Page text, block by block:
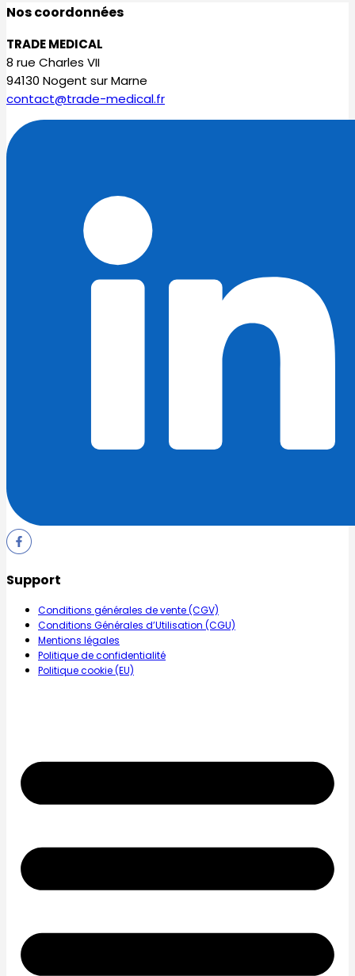
Nos coordonnées
TRADE MEDICAL
8 rue Charles VII
94130 Nogent sur Marne
contact@trade-medical.fr
Support
Conditions générales de vente (CGV)
Conditions Générales d’Utilisation (CGU)
Mentions légales
Politique de confidentialité
Politique cookie (EU)